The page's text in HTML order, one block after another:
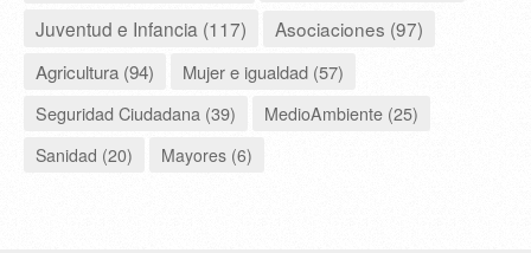
Juventud e Infancia (117)
Asociaciones (97)
Agricultura (94)
Mujer e igualdad (57)
Seguridad Ciudadana (39)
MedioAmbiente (25)
Sanidad (20)
Mayores (6)